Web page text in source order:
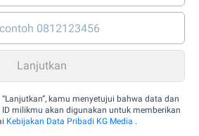
kamu menyetujui bahwa data dan
milikmu akan digunakan untuk memberikan
Kebijakan Data Pribadi KG Media .